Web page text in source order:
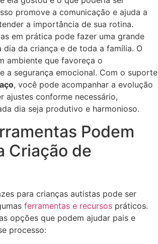
promove a comunicação e ajuda a
a importância de sua rotina.
em prática pode fazer uma grande
dia da criança e de toda a família. O
ambiente que favoreça o
a segurança emocional. Com o suporte
, você pode acompanhar a evolução
ajustes conforme necessário,
dia seja produtivo e harmonioso.
Podem
Criação de
para crianças autistas pode ser
ferramentas e recursos práticos.
opções que podem ajudar pais e
processo: